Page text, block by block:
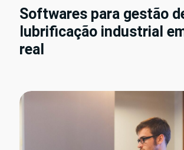
Softwares para gestão
lubrificação industrial
real